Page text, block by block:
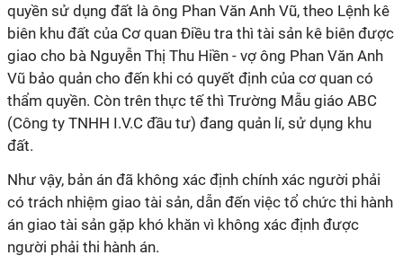
quyền sử dụng đất là ông Phan Văn Anh Vũ, theo Lệnh kê
biên khu đất của Cơ quan Điều tra thì tài sản kê biên được
giao cho bà Nguyễn Thị Thu Hiền - vợ ông Phan Văn Anh
Vũ bảo quản cho đến khi có quyết định của cơ quan có
thẩm quyền. Còn trên thực tế thì Trường Mẫu giáo ABC
(Công ty TNHH I.V.C đầu tư) đang quản lí, sử dụng khu
đất.
Như vậy, bản án đã không xác định chính xác người phải
có trách nhiệm giao tài sản, dẫn đến việc tổ chức thi hành
án giao tài sản gặp khó khăn vì không xác định được
người phải thi hành án.